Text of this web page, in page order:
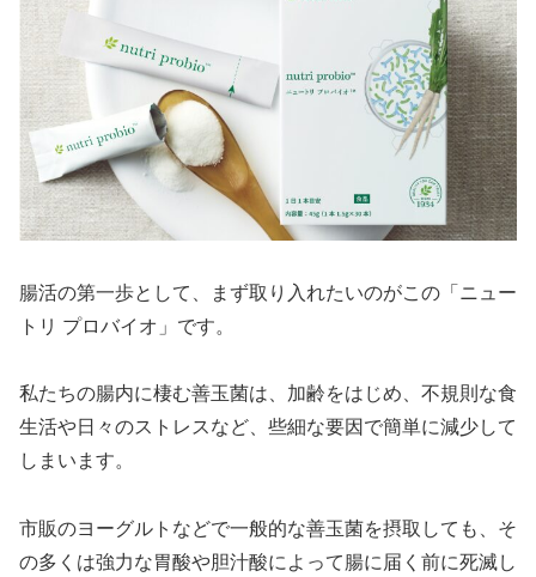
腸活の第一歩として、まず取り入れたいのがこの「ニュー
トリ プロバイオ」です。
私たちの腸内に棲む善玉菌は、加齢をはじめ、不規則な食
生活や日々のストレスなど、些細な要因で簡単に減少して
しまいます。
市販のヨーグルトなどで一般的な善玉菌を摂取しても、そ
の多くは強力な胃酸や胆汁酸によって腸に届く前に死滅し